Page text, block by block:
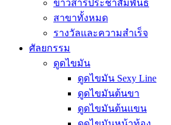
ข่าวสารประชาสัมพันธ์
สาขาทั้งหมด
รางวัลและความสำเร็จ
ศัลยกรรม
ดูดไขมัน
ดูดไขมัน Sexy Line
ดูดไขมันต้นขา
ดูดไขมันต้นแขน